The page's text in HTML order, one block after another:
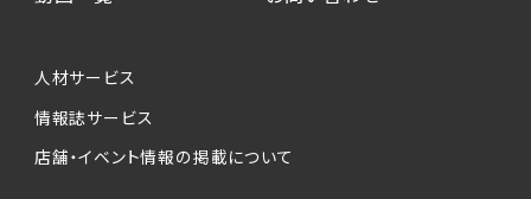
本サービスが収集する個人情報は、ご本人の意
ービスの実施にあたりそれぞれ必要となる項目
を入力いただかない場合は、各々のサービスを
人材サービス
情報誌サービス
店舗・イベント情報の掲載について